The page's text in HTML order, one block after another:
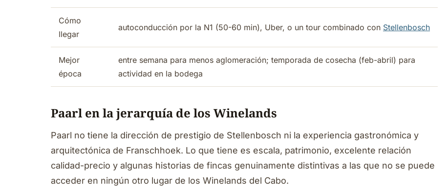
Cómo
llegar
autoconducción por la N1 (50-60 min), Uber, o un tour combinado con Stellenbosch
Mejor
época
entre semana para menos aglomeración; temporada de cosecha (feb-abril) para
actividad en la bodega
Paarl en la jerarquía de los Winelands
Paarl no tiene la dirección de prestigio de Stellenbosch ni la experiencia gastronómica y
arquitectónica de Franschhoek. Lo que tiene es escala, patrimonio, excelente relación
calidad-precio y algunas historias de fincas genuinamente distintivas a las que no se puede
acceder en ningún otro lugar de los Winelands del Cabo.